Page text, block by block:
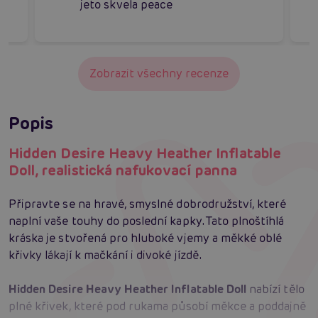
jeto skvela peace
Zobrazit všechny recenze
Popis
Hidden Desire Heavy Heather Inflatable
Doll, realistická nafukovací panna
Připravte se na hravé, smyslné dobrodružství, které
naplní vaše touhy do poslední kapky. Tato plnoštíhlá
kráska je stvořená pro hluboké vjemy a měkké oblé
křivky lákají k mačkání i divoké jízdě.
Hidden Desire Heavy Heather Inflatable Doll nabízí tělo
plné křivek, které pod rukama působí měkce a poddajně